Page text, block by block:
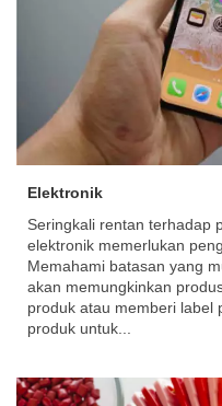
Elektronik
Seringkali rentan terhadap
elektronik memerlukan
Memahami batasan yang
akan memungkinkan
produk atau memberi label
produk untuk...